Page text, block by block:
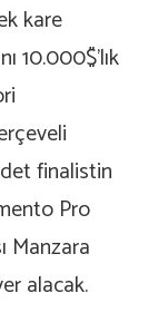
kare
10.000$’lık
finalistin
Pro
Manzara
alacak.